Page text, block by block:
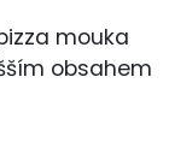
mouka
obsahem